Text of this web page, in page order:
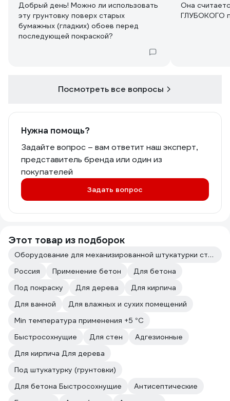
Добрый день! Можно ли использовать
эту грунтовку поверх старых
бумажных (гладких) обоев перед
последующей покраской?
Она
ГЛУБОКОГО
Посмотреть все вопросы
Нужна помощь?
Задайте вопрос – вам ответит наш эксперт,
представитель бренда или один из
покупателей
Задать вопрос
Этот товар из подборок
Оборудование для механизированной штукатурки стен
Россия
Применение бетон
Для бетона
Под покраску
Для дерева
Для кирпича
Для ванной
Для влажных и сухих помещений
Min температура применения +5 °С
Быстросохнущие
Для стен
Адгезионные
Для кирпича Для дерева
Под штукатурку (грунтовки)
Для бетона Быстросохнущие
Антисептические